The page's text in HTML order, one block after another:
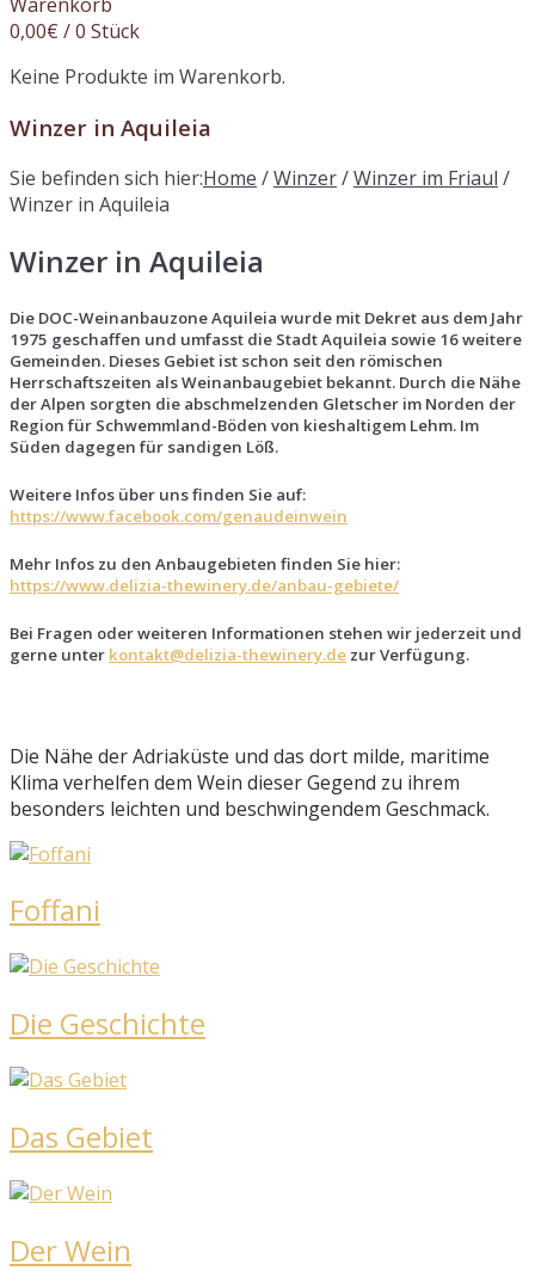
Warenkorb
0,00€ / 0 Stück
Keine Produkte im Warenkorb.
Winzer in Aquileia
Sie befinden sich hier:Home /Winzer/Winzer im Friaul /
Winzer in Aquileia
Winzer in Aquileia
Die DOC-Weinanbauzone Aquileia wurde mit Dekret aus dem Jahr
1975 geschaffen und umfasst die Stadt Aquileia sowie 16 weitere
Gemeinden. Dieses Gebiet ist schon seit den römischen
Herrschaftszeiten als Weinanbaugebiet bekannt. Durch die Nähe
der Alpen sorgten die abschmelzenden Gletscher im Norden der
Region für Schwemmland-Böden von kieshaltigem Lehm. Im
Süden dagegen für sandigen Löß.
Weitere Infos über uns finden Sie auf:
https://www.facebook.com/genaudeinwein
Mehr Infos zu den Anbaugebieten finden Sie hier:
https://www.delizia-thewinery.de/anbau-gebiete/
Bei Fragen oder weiteren Informationen stehen wir jederzeit und
gerne unter kontakt@delizia-thewinery.de zur Verfügung.
Die Nähe der Adriaküste und das dort milde, maritime
Klima verhelfen dem Wein dieser Gegend zu ihrem
besonders leichten und beschwingendem Geschmack.
Foffani
Die Geschichte
Das Gebiet
Der Wein